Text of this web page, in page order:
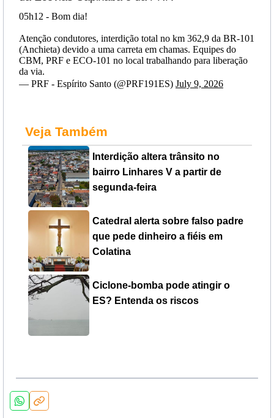
05h12 - Bom dia!
Atenção condutores, interdição total no km 362,9 da BR-101
(Anchieta) devido a uma carreta em chamas. Equipes do
CBM, PRF e ECO-101 no local trabalhando para liberação
da via.
— PRF - Espírito Santo (@PRF191ES) July 9, 2026
Veja Também
Interdição altera trânsito no
bairro Linhares V a partir de
segunda-feira
Catedral alerta sobre falso padre
que pede dinheiro a fiéis em
Colatina
Ciclone-bomba pode atingir o
ES? Entenda os riscos